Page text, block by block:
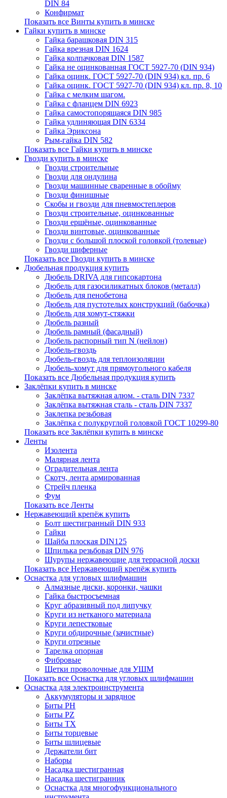
DIN 84
Конфирмат
Показать все Винты купить в минске
Гайки купить в минске
Гайка барашковая DIN 315
Гайка врезная DIN 1624
Гайка колпачковая DIN 1587
Гайка не оцинкованная ГОСТ 5927-70 (DIN 934)
Гайка оцинк. ГОСТ 5927-70 (DIN 934) кл. пр. 6
Гайка оцинк. ГОСТ 5927-70 (DIN 934) кл. пр. 8, 10
Гайка с мелким шагом.
Гайка с фланцем DIN 6923
Гайка самостопорящаяся DIN 985
Гайка удлиняющая DIN 6334
Гайка Эриксона
Рым-гайка DIN 582
Показать все Гайки купить в минске
Гвозди купить в минске
Гвозди строительные
Гвозди для ондулина
Гвозди машинные сваренные в обойму
Гвозди финишные
Скобы и гвозди для пневмостеплеров
Гвозди строительные, оцинкованные
Гвозди ершёные, оцинкованные
Гвозди винтовые, оцинкованные
Гвозди с большой плоской головкой (толевые)
Гвозди шиферные
Показать все Гвозди купить в минске
Дюбельная продукция купить
Дюбель DRIVA для гипсокартона
Дюбель для газосиликатных блоков (металл)
Дюбель для пенобетона
Дюбель для пустотелых конструкций (бабочка)
Дюбель для хомут-стяжки
Дюбель разный
Дюбель рамный (фасадный)
Дюбель распорный тип N (нейлон)
Дюбель-гвоздь
Дюбель-гвоздь для теплоизоляции
Дюбель-хомут для прямоугольного кабеля
Показать все Дюбельная продукция купить
Заклёпки купить в минске
Заклёпка вытяжная алюм. - сталь DIN 7337
Заклёпка вытяжная сталь - сталь DIN 7337
Заклепка резьбовая
Заклёпка с полукруглой головкой ГОСТ 10299-80
Показать все Заклёпки купить в минске
Ленты
Изолента
Малярная лента
Оградительная лента
Скотч, лента армированная
Стрейч пленка
Фум
Показать все Ленты
Нержавеющий крепёж купить
Болт шестигранный DIN 933
Гайки
Шайба плоская DIN125
Шпилька резьбовая DIN 976
Шурупы нержавеющие для террасной доски
Показать все Нержавеющий крепёж купить
Оснастка для угловых шлифмашин
Алмазные диски, коронки, чашки
Гайка быстросъемная
Круг абразивный под липучку
Круги из нетканого материала
Круги лепестковые
Круги обдирочные (зачистные)
Круги отрезные
Тарелка опорная
Фибровые
Щетки проволочные для УШМ
Показать все Оснастка для угловых шлифмашин
Оснастка для электроинструмента
Аккумуляторы и зарядное
Биты PH
Биты PZ
Биты TX
Биты торцевые
Биты шлицевые
Держатели бит
Наборы
Насадка шестигранная
Насадка шестигранник
Оснастка для многофункционального